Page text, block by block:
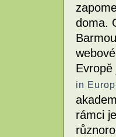
doma.
Evropě
in
rámci